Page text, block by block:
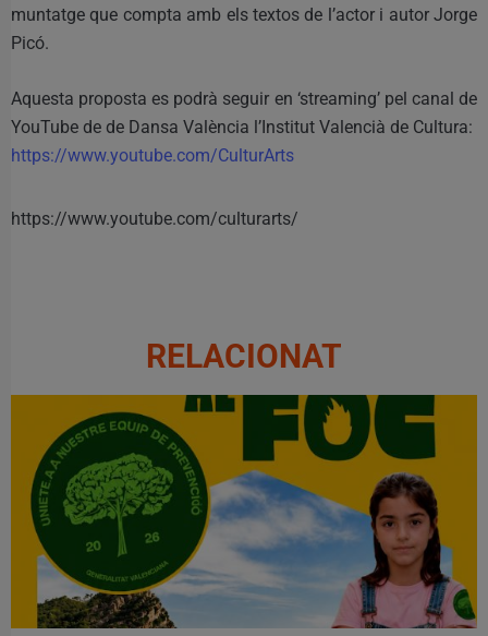
muntatge que compta amb els textos de l’actor i autor Jorge
Picó.
Aquesta proposta es podrà seguir en ‘streaming’ pel canal de
YouTube de de Dansa València l’Institut Valencià de Cultura:
https://www.youtube.com/CulturArts
https://www.youtube.com/culturarts/
RELACIONAT